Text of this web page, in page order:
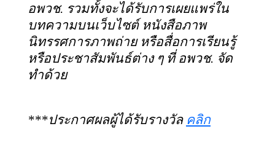
อพวช. รวมทั้งจะได้รับการเผยแพร่ใน
บทความบนเว็บไซต์ หนังสือภาพ
นิทรรศการภาพถ่าย หรือสื่อการเรียนรู้
หรือประชาสัมพันธ์ต่าง ๆ ที่ อพวช. จัด
ทำด้วย
***ประกาศผลผู้ได้รับรางวัล คลิก